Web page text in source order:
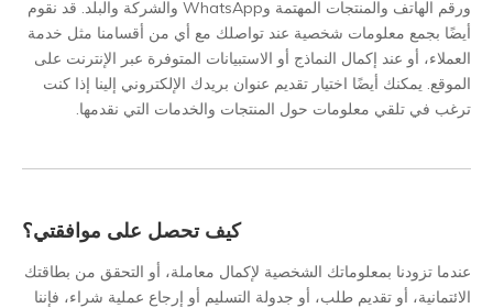
ورقم الهاتف والمنتجات المهتمة وWhatsApp والشركة والبلد. قد نقوم
أيضًا بجمع معلومات شخصية عند تواصلك مع أي من أقسامنا مثل خدمة
العملاء، أو عند إكمال النماذج أو الاستبيانات المتوفرة عبر الإنترنت على
الموقع. يمكنك أيضًا اختيار تقديم عنوان بريدك الإلكتروني إلينا إذا كنت
ترغب في تلقي معلومات حول المنتجات والخدمات التي نقدمها.
كيف تحصل على موافقتي؟
عندما تزودنا بمعلوماتك الشخصية لإكمال معاملة، أو التحقق من بطاقتك
الائتمانية، أو تقديم طلب، أو جدولة التسليم أو إرجاع عملية شراء، فإننا